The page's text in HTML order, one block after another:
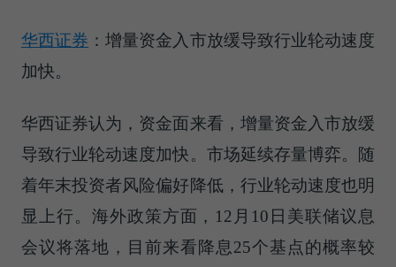
华西证券 ：增量资金入市放缓导致行业轮动速度
加快。
华西证券认为，资金面来看，增量资金入市放缓
导致行业轮动速度加快。市场延续存量博弈。随
着年末投资者风险偏好降低，行业轮动速度也明
显上行。海外政策方面，12月10日美联储议息
会议将落地，目前来看降息25个基点的概率较